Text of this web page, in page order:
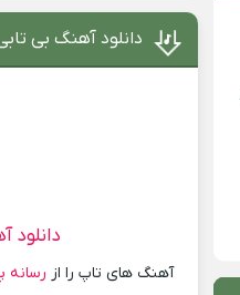
دانلود آهنگ بی
دانلود
آهنگ های تاپ را از رسانه